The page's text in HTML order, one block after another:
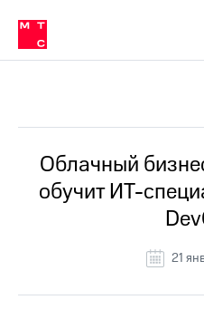
Медиа-центр
и акционерам
Устойчивое развитие
Комплаенс и деловая этика
компании
Карьера
История
компании
информация
в МТС
Пресс-
релизы
о технологиях
Облачный
обучит ИТ-
21